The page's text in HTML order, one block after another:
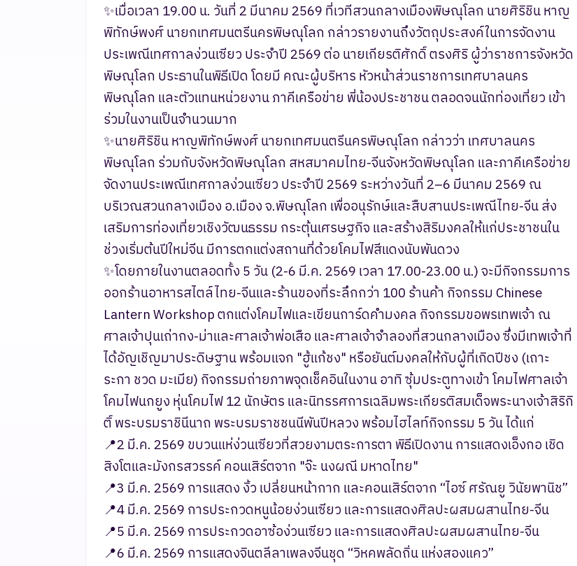
✨เมื่อเวลา 19.00 น. วันที่ 2 มีนาคม 2569 ที่เวทีสวนกลางเมืองพิษณุโลก นายศิริชิน หาญ
พิทักษ์พงศ์ นายกเทศมนตรีนครพิษณุโลก กล่าวรายงานถึงวัตถุประสงค์ในการจัดงาน
ประเพณีเทศกาลง่วนเซียว ประจำปี 2569 ต่อ นายเกียรติศักดิ์ ตรงศิริ ผู้ว่าราชการจังหวัด
พิษณุโลก ประธานในพิธีเปิด โดยมี คณะผู้บริหาร หัวหน้าส่วนราชการเทศบาลนคร
พิษณุโลก และตัวแทนหน่วยงาน ภาคีเครือข่าย พี่น้องประชาชน ตลอดจนนักท่องเที่ยว เข้า
ร่วมในงานเป็นจำนวนมาก
✨นายศิริชิน หาญพิทักษ์พงศ์ นายกเทศมนตรีนครพิษณุโลก กล่าวว่า เทศบาลนคร
พิษณุโลก ร่วมกับจังหวัดพิษณุโลก สหสมาคมไทย-จีนจังหวัดพิษณุโลก และภาคีเครือข่าย
จัดงานประเพณีเทศกาลง่วนเซียว ประจำปี 2569 ระหว่างวันที่ 2–6 มีนาคม 2569 ณ
บริเวณสวนกลางเมือง อ.เมือง จ.พิษณุโลก เพื่ออนุรักษ์และสืบสานประเพณีไทย-จีน ส่ง
เสริมการท่องเที่ยวเชิงวัฒนธรรม กระตุ้นเศรษฐกิจ และสร้างสิริมงคลให้แก่ประชาชนใน
ช่วงเริ่มต้นปีใหม่จีน มีการตกแต่งสถานที่ด้วยโคมไฟสีแดงนับพันดวง
✨โดยภายในงานตลอดทั้ง 5 วัน (2-6 มี.ค. 2569 เวลา 17.00-23.00 น.) จะมีกิจกรรมการ
ออกร้านอาหารสไตล์ไทย-จีนและร้านของที่ระลึกกว่า 100 ร้านค้า กิจกรรม Chinese
Lantern Workshop ตกแต่งโคมไฟและเขียนการ์ดคำมงคล กิจกรรมขอพรเทพเจ้า ณ
ศาลเจ้าปุนเถ่ากง-ม่าและศาลเจ้าพ่อเสือ และศาลเจ้าจำลองที่สวนกลางเมือง ซึ่งมีเทพเจ้าที่
ได้อัญเชิญมาประดิษฐาน พร้อมแจก "ฮู้แก้ชง" หรือยันต์มงคลให้กับผู้ที่เกิดปีชง (เถาะ
ระกา ชวด มะเมีย) กิจกรรมถ่ายภาพจุดเช็คอินในงาน อาทิ ซุ้มประตูทางเข้า โคมไฟศาลเจ้า
โคมไฟนกยูง หุ่นโคมไฟ 12 นักษัตร และนิทรรศการเฉลิมพระเกียรติสมเด็จพระนางเจ้าสิริกิ
ติ์ พระบรมราชินีนาถ พระบรมราชชนนีพันปีหลวง พร้อมไฮไลท์กิจกรรม 5 วัน ได้แก่
📍2 มี.ค. 2569 ขบวนแห่ง่วนเซียวที่สวยงามตระการตา พิธีเปิดงาน การแสดงเอ็งกอ เชิด
สิงโตและมังกรสวรรค์ คอนเสิร์ตจาก "จ๊ะ นงผณี มหาดไทย"
📍3 มี.ค. 2569 การแสดง งิ้ว เปลี่ยนหน้ากาก และคอนเสิร์ตจาก “ไอซ์ ศรัณยู วินัยพานิช”
📍4 มี.ค. 2569 การประกวดหนูน้อยง่วนเซียว และการแสดงศิลปะผสมผสานไทย-จีน
📍5 มี.ค. 2569 การประกวดอาซ้อง่วนเซียว และการแสดงศิลปะผสมผสานไทย-จีน
📍6 มี.ค. 2569 การแสดงจินตลีลาเพลงจีนชุด “วิหคพลัดถิ่น แห่งสองแคว”